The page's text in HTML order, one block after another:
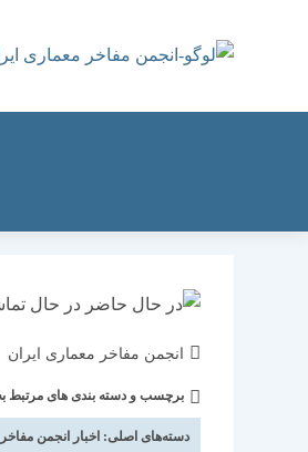
نویسندهٔ
انجمن مفاخر معماری ایران
دسته‌
نوشته:
برچسب و دسته بندی های مرتبط
دسته‌های اصلی: اخبار انجمن